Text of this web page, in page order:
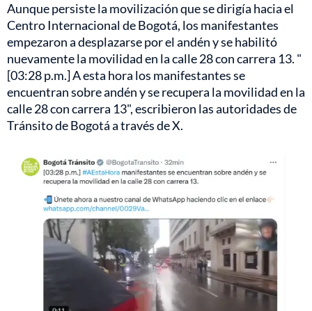
Aunque persiste la movilización que se dirigía hacia el
Centro Internacional de Bogotá, los manifestantes
empezaron a desplazarse por el andén y se habilitó
nuevamente la movilidad en la calle 28 con carrera 13. "
[03:28 p.m.] A esta hora los manifestantes se
encuentran sobre andén y se recupera la movilidad en la
calle 28 con carrera 13", escribieron las autoridades de
Tránsito de Bogotá a través de X.